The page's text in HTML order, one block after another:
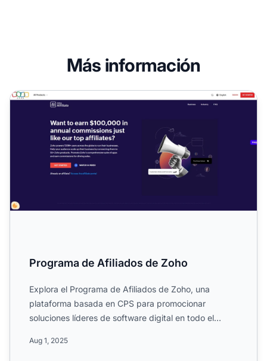
Más información
Programa de Afiliados de Zoho
Programa de Afiliados de Zoho
Explora el Programa de Afiliados de Zoho, una
plataforma basada en CPS para promocionar
soluciones líderes de software digital en todo el
Aug 1, 2025